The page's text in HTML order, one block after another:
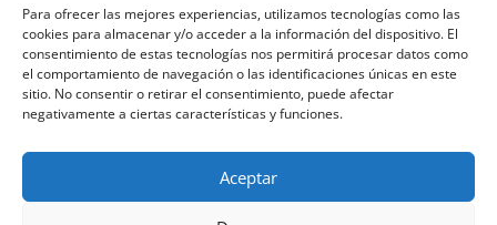
Para ofrecer las mejores experiencias, utilizamos tecnologías como las
cookies para almacenar y/o acceder a la información del dispositivo. El
consentimiento de estas tecnologías nos permitirá procesar datos como
el comportamiento de navegación o las identificaciones únicas en este
sitio. No consentir o retirar el consentimiento, puede afectar
negativamente a ciertas características y funciones.
Aceptar
Política de Cookies
Formulario de Datos necesarios para alta
Métodos de pago SEQURA
Métodos de pago
Formulario de Acción Formativa
Formulario de responsabilidad de APPCC
Formulario uso de imagen